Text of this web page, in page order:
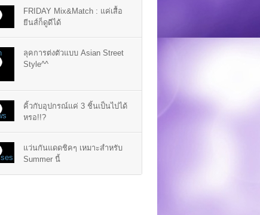
FRIDAY Mix&Match : แค่เสื้อ
ยีนส์ก็ดูดีได้
ลุคการต่งตัวแบบ Asian Street
Style^^
คิ้วกับอุปกรณ์แค่ 3 ชิ้นเป็นไปได้
หรอ!!?
แว่นกันแดดชิคๆ เหมาะสำหรับ
Summer นี้